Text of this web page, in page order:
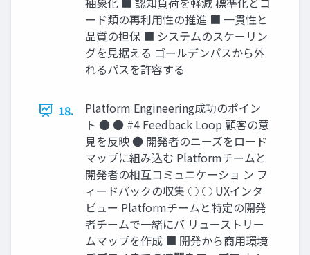
ード類の再利用性の推進 ■ 一貫性と
品質の担保 ■ システムのスケーリン
グを見据える ゴールデンパスから外
れるパスを許容する
18.
Platform Engineering成功のポイン
ト ● ● #4 Feedback Loop 顧客の意
見を反映 ● 開発者のニーズをロード
マップに組み込む Platformチームと
開発者の相互コミュニケーショ ン フ
ィードバックの収集 ○ ○ UXインタ
ビュー Platformチームと特定の開発
者チームで一緒にバ リューストリー
ムマップを作成 ■ 開発から商用環境